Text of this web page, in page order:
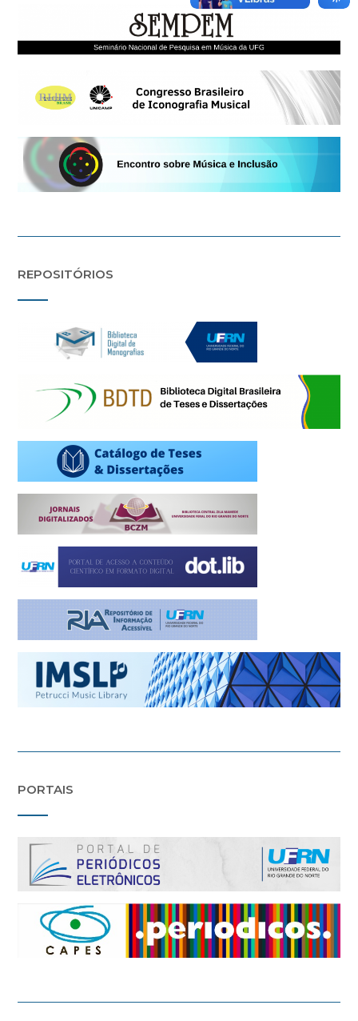
REPOSITÓRIOS
PORTAIS